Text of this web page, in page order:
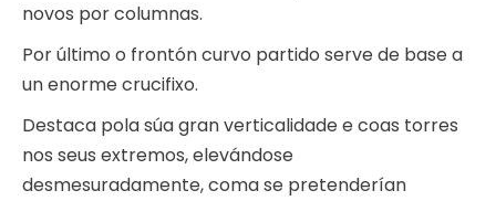
novos por columnas.
Por último o frontón curvo partido serve de base a
un enorme crucifixo.
Destaca pola súa gran verticalidade e coas torres
nos seus extremos, elevándose
desmesuradamente, coma se pretenderían